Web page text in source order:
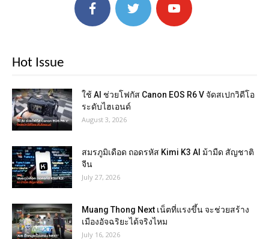
Hot Issue
ใช้ AI ช่วยโฟกัส Canon EOS R6 V จัดสเปกวิดีโอ
ระดับไฮเอนด์
August 3, 2026
สมรภูมิเดือด ถอดรหัส Kimi K3 AI ม้ามืด สัญชาติ
จีน
July 27, 2026
Muang Thong Next เน็ตที่แรงขึ้น จะช่วยสร้าง
เมืองอัจฉริยะได้จริงไหม
July 16, 2026